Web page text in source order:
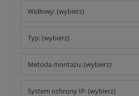
Widłowy: (wybierz)
Typ: (wybierz)
Metoda montażu: (wybierz)
System ochrony IP: (wybierz)